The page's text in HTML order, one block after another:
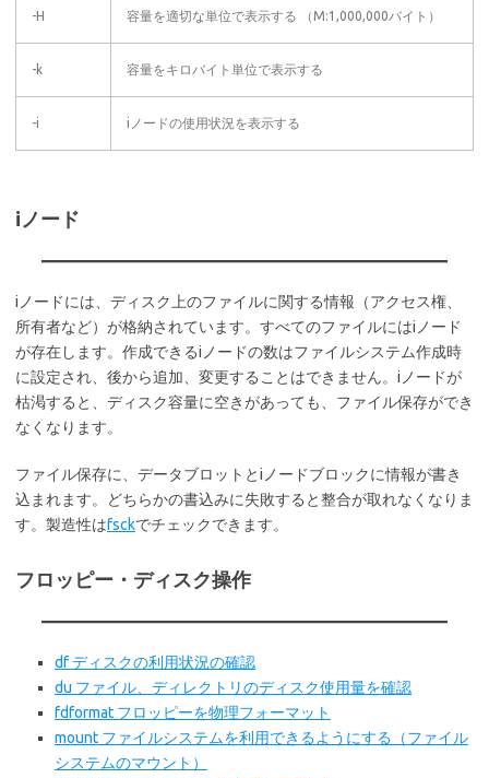
-H 容量を適切な単位で表示する （M:1,000,000バイト）
-k 容量をキロバイト単位で表示する
-i iノードの使用状況を表示する
iノード
iノードには、ディスク上のファイルに関する情報（アクセス権、
所有者など）が格納されています。すべてのファイルにはiノード
が存在します。作成できるiノードの数はファイルシステム作成時
に設定され、後から追加、変更することはできません。iノードが
枯渇すると、ディスク容量に空きがあっても、ファイル保存ができ
なくなります。
ファイル保存に、データブロットとiノードブロックに情報が書き
込まれます。どちらかの書込みに失敗すると整合が取れなくなりま
す。製造性はfsckでチェックできます。
フロッピー・ディスク操作
df ディスクの利用状況の確認
du ファイル、ディレクトリのディスク使用量を確認
fdformat フロッピーを物理フォーマット
mount ファイルシステムを利用できるようにする（ファイル
システムのマウント）